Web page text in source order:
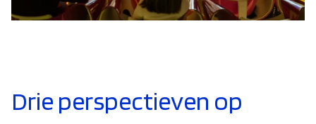
Drie perspectieven op